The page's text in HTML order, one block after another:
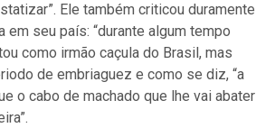
Ele também criticou duramente
em seu país: “durante algum tempo
como irmão caçula do Brasil, mas
de embriaguez e como se diz, “a
o cabo de machado que lhe vai abater